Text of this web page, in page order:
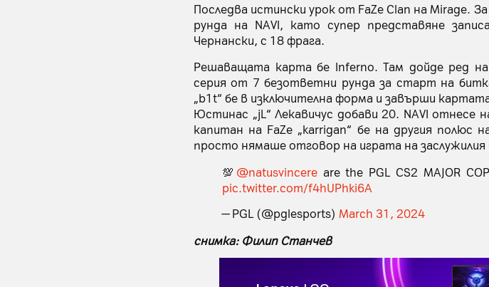
Последва истински урок от FaZe Clan на Mirage.
рунда на NAVI, като супер представяне
Чернански, с 18 фрага.
Решаващата карта бе Inferno. Там дойде ред
серия от 7 безответни рунда за старт на
„b1t“ бе в изключителна форма и завърши
Юстинас „jL“ Лекавичус добави 20. NAVI отнесе
капитан на FaZe „karrigan“ бе на другия
просто нямаше отговор на играта на заслужилия
💯 @natusvincereare the PGL CS2 MAJOR
pic.twitter.com/f4hUPhki6A
— PGL (@pglesports) March 31, 2024
снимка: Филип Станчев